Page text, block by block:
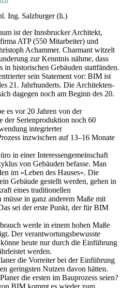
Ing. Salzburger (li.)
ist der Innsbrucker Architekt,
ATP (550 Mitarbeiter) und
Achammer. Charmant witzelt
zur Kenntnis nähme, dass
in historischen Gebäuden stattfänden.
sein Statement vor: BIM ist
21. Jahrhunderts. Die Architekten-
dagegen noch am Beginn des 20.
es vor 20 Jahren von der
der Serienproduktion noch 60
integrierter
inzwischen auf 13–16 Monate
in einer Interessengemeinschaft
von Gebäuden befasse. Man
im »Leben des Hauses«. Die
Gebäude gestellt werden, gehen in
eines traditionellen
in ganz anderem Maße mit
sei der erste Punkt, der für BIM
werde in einem hohen Maße
Der verantwortungsbewusste
heute nur durch die Einführung
werden.
die Vorreiter bei der Einführung
geringsten Nutzen davon hätten.
die ersten im Bauprozess seien?
BIM kommt es wieder zum